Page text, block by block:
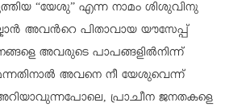
“യേശു” എന്ന നാമം ശിശുവിനു
അവന്‍റെ പിതാവായ യൗസേപ്പ്
അവരുടെ പാപങ്ങളില്‍നിന്ന്
അവനെ നീ യേശുവെന്ന്
പ്രാചീന ജനതകളെ